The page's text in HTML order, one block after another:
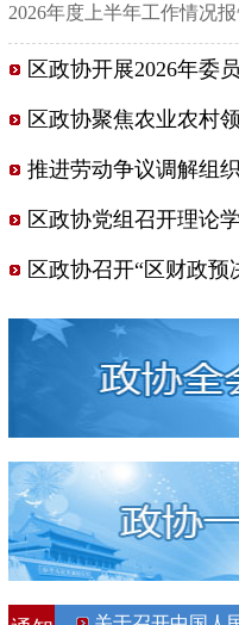
2026年度上半年工作情况
[点击详细]
区政协开展2026年委
区政协聚焦农业农村
推进劳动争议调解组
区政协党组召开理论
区政协召开“区财政预